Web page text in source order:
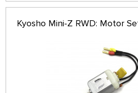
Kyosho Mini-Z RWD: Motor